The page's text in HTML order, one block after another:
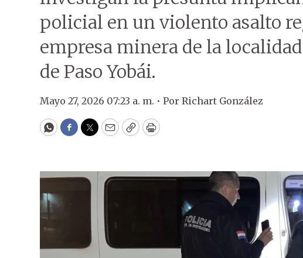
policial en un violento asalto
empresa minera de la
de Paso Yobái.
Mayo 27, 2026 07:23 a. m. • Por Richart González
WhatsApp
Facebook
Twitter
EmailCopyPrint